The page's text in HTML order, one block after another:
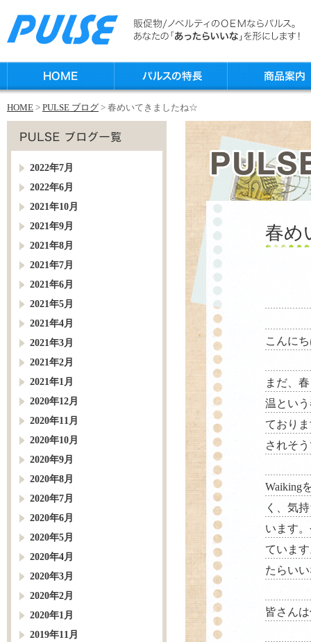
HOME > PULSE ブログ > 春めいてきましたね☆
2022年7月
2022年6月
2021年10月
2021年9月
2021年8月
2021年7月
2021年6月
2021年5月
2021年4月
2021年3月
2021年2月
2021年1月
2020年12月
2020年11月
2020年10月
2020年9月
2020年8月
2020年7月
2020年6月
2020年5月
2020年4月
2020年3月
2020年2月
2020年1月
2019年11月
春め
こんに
まだ、
温とい
ており
されそ
Waiking
く、気
います
ていま
たらい
皆さん